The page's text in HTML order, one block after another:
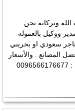
وبركاته نحن
ووكيل بالعموله
سعودي او بحريني
المصانع . والأسعار